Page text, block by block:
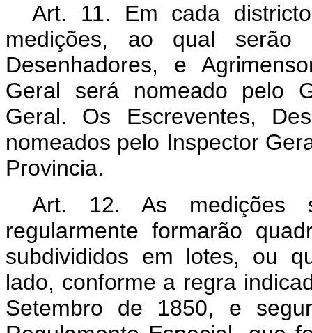
Art. 11. Em cada
medições, ao qual serão
Desenhadores, e
Geral será nomeado pelo
Geral. Os Escreventes,
nomeados pelo Inspector
Provincia.
Art. 12. As medições
regularmente formarão
subdivididos em lotes, ou
lado, conforme a regra
Setembro de 1850, e